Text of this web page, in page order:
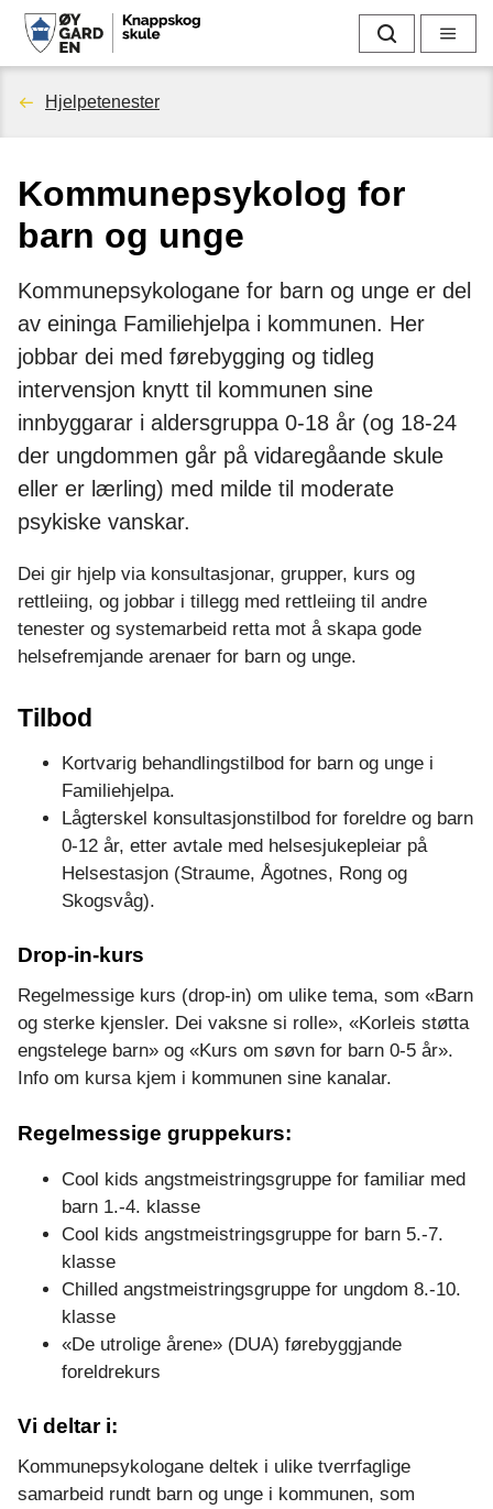
K
n
p
p
k
o
g
s
k
u
l
e
Søk Meny
Du
her:
Hjelpetenester
Kommunepsykolog for
barn og unge
Kommunepsykologane for barn og unge er del
av eininga Familiehjelpa i kommunen. Her
jobbar dei med førebygging og tidleg
intervensjon knytt til kommunen sine
innbyggarar i aldersgruppa 0-18 år (og 18-24
der ungdommen går på vidaregåande skule
eller er lærling) med milde til moderate
psykiske vanskar.
Dei gir hjelp via konsultasjonar, grupper, kurs og
rettleiing, og jobbar i tillegg med rettleiing til andre
tenester og systemarbeid retta mot å skapa gode
helsefremjande arenaer for barn og unge.
Tilbod
Kortvarig behandlingstilbod for barn og unge i
Familiehjelpa.
Lågterskel konsultasjonstilbod for foreldre og barn
0-12 år, etter avtale med helsesjukepleiar på
Helsestasjon (Straume, Ågotnes, Rong og
Skogsvåg).
Drop-in-kurs
Regelmessige kurs (drop-in) om ulike tema, som «Barn
og sterke kjensler. Dei vaksne si rolle», «Korleis støtta
engstelege barn» og «Kurs om søvn for barn 0-5 år».
Info om kursa kjem i kommunen sine kanalar.
Regelmessige gruppekurs:
Cool kids angstmeistringsgruppe for familiar med
barn 1.-4. klasse
Cool kids angstmeistringsgruppe for barn 5.-7.
klasse
Chilled angstmeistringsgruppe for ungdom 8.-10.
klasse
«De utrolige årene» (DUA) førebyggjande
foreldrekurs
Vi deltar i:
Kommunepsykologane deltek i ulike tverrfaglige
samarbeid rundt barn og unge i kommunen, som